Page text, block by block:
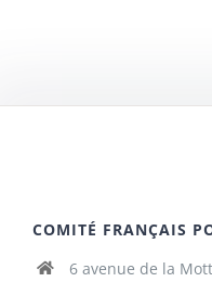
COMITÉ FRANÇAIS
6 avenue de la